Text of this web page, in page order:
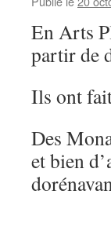
En Arts
partir de
Ils ont
Des
et bien